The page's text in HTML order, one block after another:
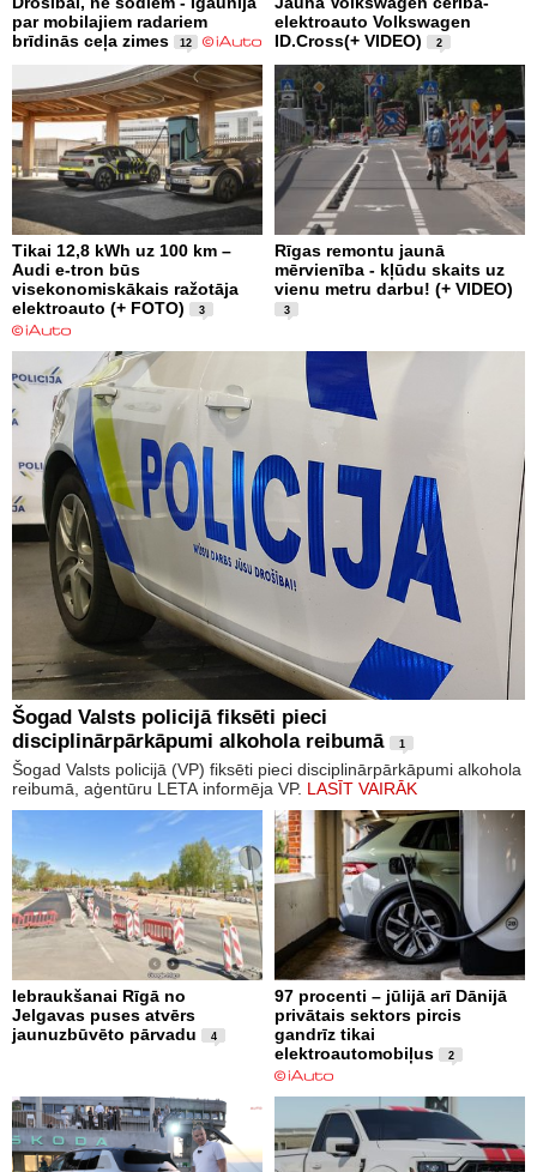
par mobilajiem radariem
brīdinās ceļa zimes
12
elektroauto Volkswagen
ID.Cross(+ VIDEO)
2
Tikai 12,8 kWh uz 100 km –
Audi e-tron būs
visekonomiskākais ražotāja
elektroauto (+ FOTO)
3
Rīgas remontu jaunā
mērvienība - kļūdu skaits uz
vienu metru darbu! (+ VIDEO)
3
Šogad Valsts policijā fiksēti pieci
disciplinārpārkāpumi alkohola reibumā
1
Šogad Valsts policijā (VP) fiksēti pieci disciplinārpārkāpumi alkohola
reibumā, aģentūru LETA informēja VP. LASĪT VAIRĀK
Iebraukšanai Rīgā no
Jelgavas puses atvērs
jaunuzbūvēto pārvadu
4
97 procenti – jūlijā arī Dānijā
privātais sektors pircis
gandrīz tikai
elektroautomobiļus
2